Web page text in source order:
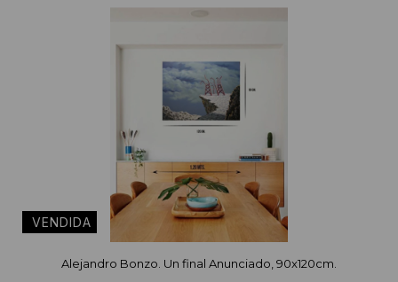
Alejandro Bonzo. Un final Anunciado, 90x120cm.